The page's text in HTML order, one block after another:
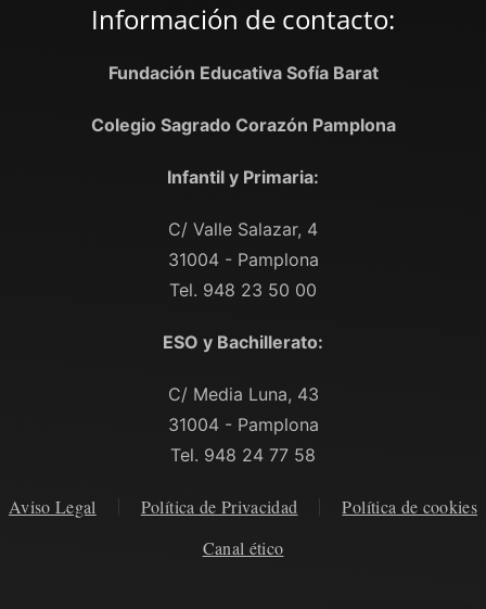
Información de contacto:
Fundación Educativa Sofía Barat
Colegio Sagrado Corazón Pamplona
Infantil y Primaria:
C/ Valle Salazar, 4
31004 - Pamplona
Tel. 948 23 50 00
ESO y Bachillerato:
C/ Media Luna, 43
31004 - Pamplona
Tel. 948 24 77 58
Aviso Legal Política de Privacidad
Política de cookies
Canal ético